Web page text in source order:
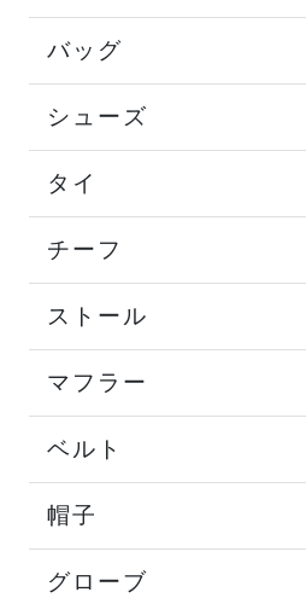
バッグ
シューズ
タイ
チーフ
ストール
マフラー
ベルト
帽子
グローブ